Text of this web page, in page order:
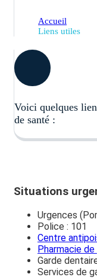
Accueil
Liens utiles
Voici quelques
de santé :
Situations
Urgences
Police : 101
Centre
Pharmacie
Garde
Services de